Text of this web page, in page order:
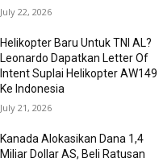
July 22, 2026
Helikopter Baru Untuk TNI AL?
Leonardo Dapatkan Letter Of
Intent Suplai Helikopter AW149
Ke Indonesia
July 21, 2026
Kanada Alokasikan Dana 1,4
Miliar Dollar AS, Beli Ratusan